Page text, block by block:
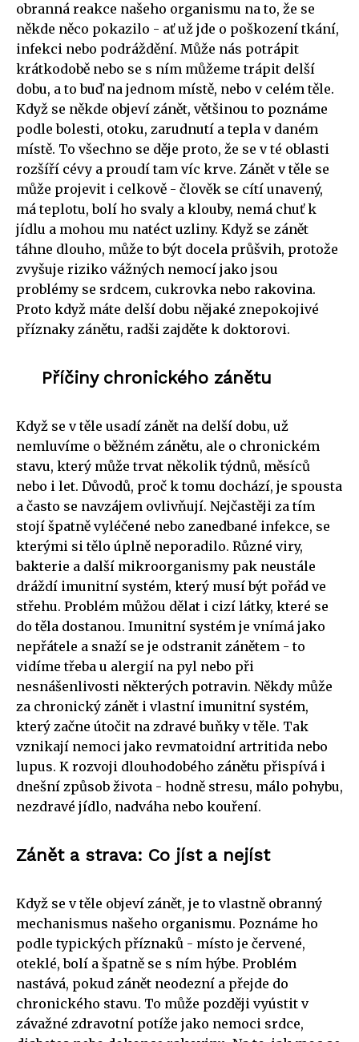
obranná reakce našeho organismu na to, že se
někde něco pokazilo - ať už jde o poškození tkání,
infekci nebo podráždění. Může nás potrápit
krátkodobě nebo se s ním můžeme trápit delší
dobu, a to buď na jednom místě, nebo v celém těle.
Když se někde objeví zánět, většinou to poznáme
podle bolesti, otoku, zarudnutí a tepla v daném
místě. To všechno se děje proto, že se v té oblasti
rozšíří cévy a proudí tam víc krve. Zánět v těle se
může projevit i celkově - člověk se cítí unavený,
má teplotu, bolí ho svaly a klouby, nemá chuť k
jídlu a mohou mu natéct uzliny. Když se zánět
táhne dlouho, může to být docela průšvih, protože
zvyšuje riziko vážných nemocí jako jsou
problémy se srdcem, cukrovka nebo rakovina.
Proto když máte delší dobu nějaké znepokojivé
příznaky zánětu, radši zajděte k doktorovi.
Příčiny chronického zánětu
Když se v těle usadí zánět na delší dobu, už
nemluvíme o běžném zánětu, ale o chronickém
stavu, který může trvat několik týdnů, měsíců
nebo i let. Důvodů, proč k tomu dochází, je spousta
a často se navzájem ovlivňují. Nejčastěji za tím
stojí špatně vyléčené nebo zanedbané infekce, se
kterými si tělo úplně neporadilo. Různé viry,
bakterie a další mikroorganismy pak neustále
dráždí imunitní systém, který musí být pořád ve
střehu. Problém můžou dělat i cizí látky, které se
do těla dostanou. Imunitní systém je vnímá jako
nepřátele a snaží se je odstranit zánětem - to
vidíme třeba u alergií na pyl nebo při
nesnášenlivosti některých potravin. Někdy může
za chronický zánět i vlastní imunitní systém,
který začne útočit na zdravé buňky v těle. Tak
vznikají nemoci jako revmatoidní artritida nebo
lupus. K rozvoji dlouhodobého zánětu přispívá i
dnešní způsob života - hodně stresu, málo pohybu,
nezdravé jídlo, nadváha nebo kouření.
Zánět a strava: Co jíst a nejíst
Když se v těle objeví zánět, je to vlastně obranný
mechanismus našeho organismu. Poznáme ho
podle typických příznaků - místo je červené,
oteklé, bolí a špatně se s ním hýbe. Problém
nastává, pokud zánět neodezní a přejde do
chronického stavu. To může později vyústit v
závažné zdravotní potíže jako nemoci srdce,